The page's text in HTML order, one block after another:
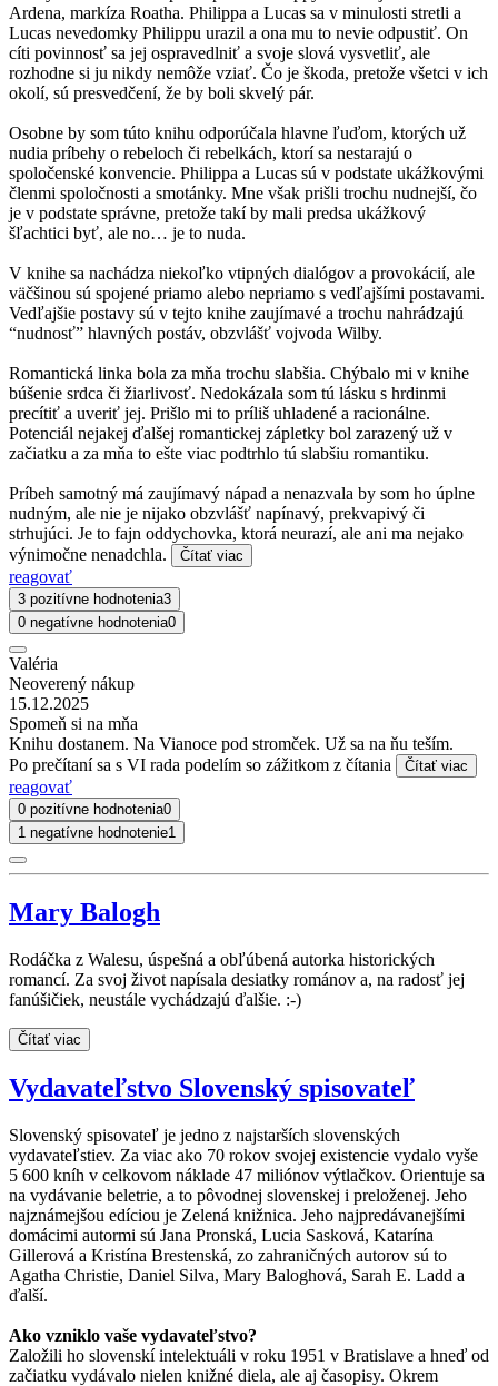
Ardena, markíza Roatha. Philippa a Lucas sa v minulosti stretli a
Lucas nevedomky Philippu urazil a ona mu to nevie odpustiť. On
cíti povinnosť sa jej ospravedlniť a svoje slová vysvetliť, ale
rozhodne si ju nikdy nemôže vziať. Čo je škoda, pretože všetci v ich
okolí, sú presvedčení, že by boli skvelý pár.
Osobne by som túto knihu odporúčala hlavne ľuďom, ktorých už
nudia príbehy o rebeloch či rebelkách, ktorí sa nestarajú o
spoločenské konvencie. Philippa a Lucas sú v podstate ukážkovými
členmi spoločnosti a smotánky. Mne však prišli trochu nudnejší, čo
je v podstate správne, pretože takí by mali predsa ukážkový
šľachtici byť, ale no… je to nuda.
V knihe sa nachádza niekoľko vtipných dialógov a provokácií, ale
väčšinou sú spojené priamo alebo nepriamo s vedľajšími postavami.
Vedľajšie postavy sú v tejto knihe zaujímavé a trochu nahrádzajú
“nudnosť” hlavných postáv, obzvlášť vojvoda Wilby.
Romantická linka bola za mňa trochu slabšia. Chýbalo mi v knihe
búšenie srdca či žiarlivosť. Nedokázala som tú lásku s hrdinmi
precítiť a uveriť jej. Prišlo mi to príliš uhladené a racionálne.
Potenciál nejakej ďalšej romantickej zápletky bol zarazený už v
začiatku a za mňa to ešte viac podtrhlo tú slabšiu romantiku.
Príbeh samotný má zaujímavý nápad a nenazvala by som ho úplne
nudným, ale nie je nijako obzvlášť napínavý, prekvapivý či
strhujúci. Je to fajn oddychovka, ktorá neurazí, ale ani ma nejako
výnimočne nenadchla.
Čítať viac
reagovať
3 pozitívne hodnotenia3
0 negatívne hodnotenia0
Valéria
Neoverený nákup
15.12.2025
Spomeň si na mňa
Knihu dostanem. Na Vianoce pod stromček. Už sa na ňu teším.
Po prečítaní sa s VI rada podelím so zážitkom z čítania
Čítať viac
reagovať
0 pozitívne hodnotenia0
1 negatívne hodnotenie1
Mary Balogh
Rodáčka z Walesu, úspešná a obľúbená autorka historických
romancí. Za svoj život napísala desiatky románov a, na radosť jej
fanúšičiek, neustále vychádzajú ďalšie. :-)
Čítať viac
Vydavateľstvo Slovenský spisovateľ
Slovenský spisovateľ je jedno z najstarších slovenských
vydavateľstiev. Za viac ako 70 rokov svojej existencie vydalo vyše
5 600 kníh v celkovom náklade 47 miliónov výtlačkov. Orientuje sa
na vydávanie beletrie, a to pôvodnej slovenskej i preloženej. Jeho
najznámejšou edíciou je Zelená knižnica. Jeho najpredávanejšími
domácimi autormi sú Jana Pronská, Lucia Sasková, Katarína
Gillerová a Kristína Brestenská, zo zahraničných autorov sú to
Agatha Christie, Daniel Silva, Mary Baloghová, Sarah E. Ladd a
ďalší.
Ako vzniklo vaše vydavateľstvo?
Založili ho slovenskí intelektuáli v roku 1951 v Bratislave a hneď od
začiatku vydávalo nielen knižné diela, ale aj časopisy. Okrem